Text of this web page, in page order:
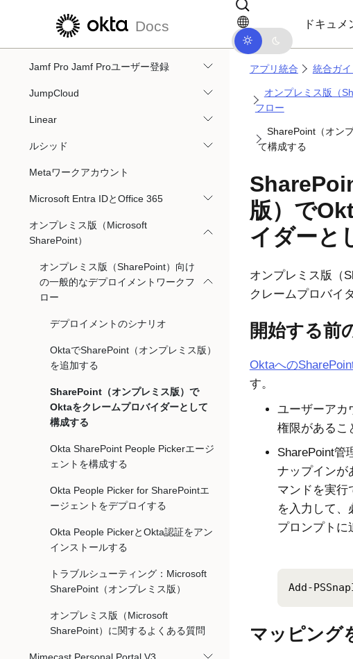
メインコンテンツにスキップ ドキュメントナビゲーションにスキップ
Docs ドキュメ
Informatica Cloud
Jamf Pro Admin Console
Jamf Pro Jamf Proユーザー登録
JumpCloud
Linear
ルシッド
Metaワークアカウント
Microsoft Entra IDとOffice 365
オンプレミス版（Microsoft
SharePoint）
オンプレミス版（SharePoint）向け
の一般的なデプロイメントワークフ
ロー
デプロイメントのシナリオ
OktaでSharePoint（オンプレミス版）
を追加する
SharePoint（オンプレミス版）で
Oktaをクレームプロバイダーとして
構成する
Okta SharePoint People Pickerエージ
ェントを構成する
Okta People Picker for SharePointエ
ージェントをデプロイする
Okta People PickerとOkta認証をアン
インストールする
トラブルシューティング：Microsoft
SharePoint（オンプレミス版）
オンプレミス版（Microsoft
SharePoint）に関するよくある質問
アプリ統合 統合ガイ
オンプレミス版（
フロー
SharePoint（オン
て構成する
版） で
イダーと
オンプレミス版（
クレームプロバイ
開始する前
Oktaへの
す。
ユーザーアカ
権限があるこ
SharePoint管
ナップインが
マンドを実行
を入力して、
プロンプトに
Add-
マッピング